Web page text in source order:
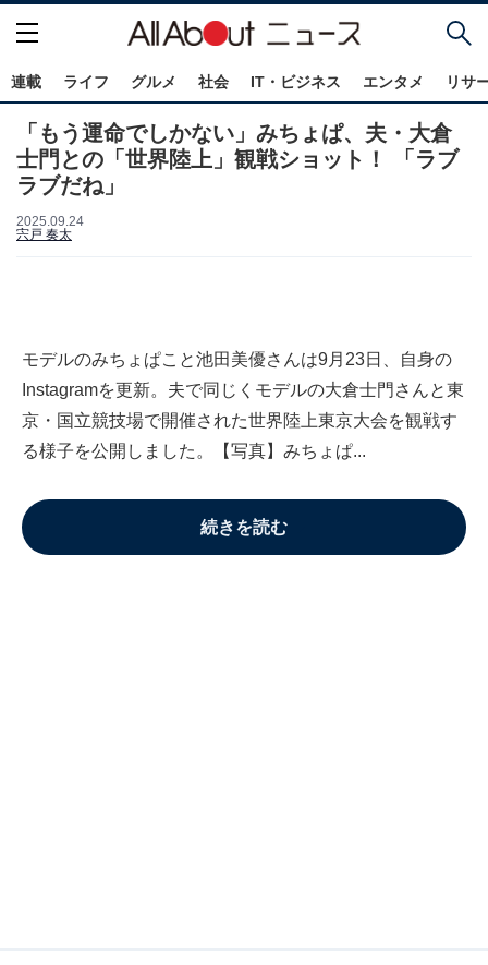
連載 ライフ グルメ 社会 IT・ビジネス エンタメ リサ
「もう運命でしかない」みちょぱ、夫・大倉
士門との「世界陸上」観戦ショット！ 「ラブ
ラブだね」
2025.09.24
宍戸 奏太
モデルのみちょぱこと池田美優さんは9月23日、自身の
Instagramを更新。夫で同じくモデルの大倉士門さんと東
京・国立競技場で開催された世界陸上東京大会を観戦す
る様子を公開しました。【写真】みちょぱ...
続きを読む